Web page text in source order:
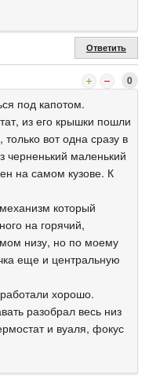
Ответить
0
под капотом.
из его крышки пошли
вот одна сразу в
черненький маленький
на самом кузове. К
который
на горячий,
низу, но по моему
еще и центральную
хорошо.
разобрал весь низ
и вуаля, фокус